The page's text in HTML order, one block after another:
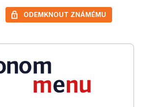
ODEMKNOUT ZNÁMÉMU